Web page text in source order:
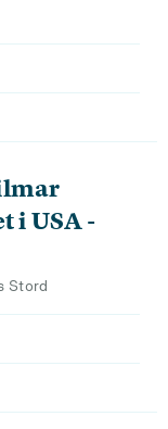
i USA -
Stord